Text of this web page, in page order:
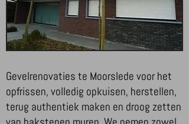
Gevelrenovaties te Moorslede voor het
opfrissen, volledig opkuisen, herstellen,
terug authentiek maken en droog zetten